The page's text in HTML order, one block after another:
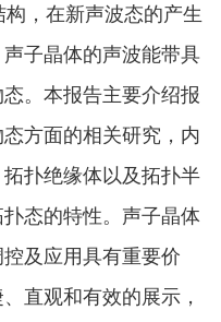
，在新声波态的产生
子晶体的声波能带具
。本报告主要介绍报
方面的相关研究，内
扑绝缘体以及拓扑半
态的特性。声子晶体
及应用具有重要价
直观和有效的展示，